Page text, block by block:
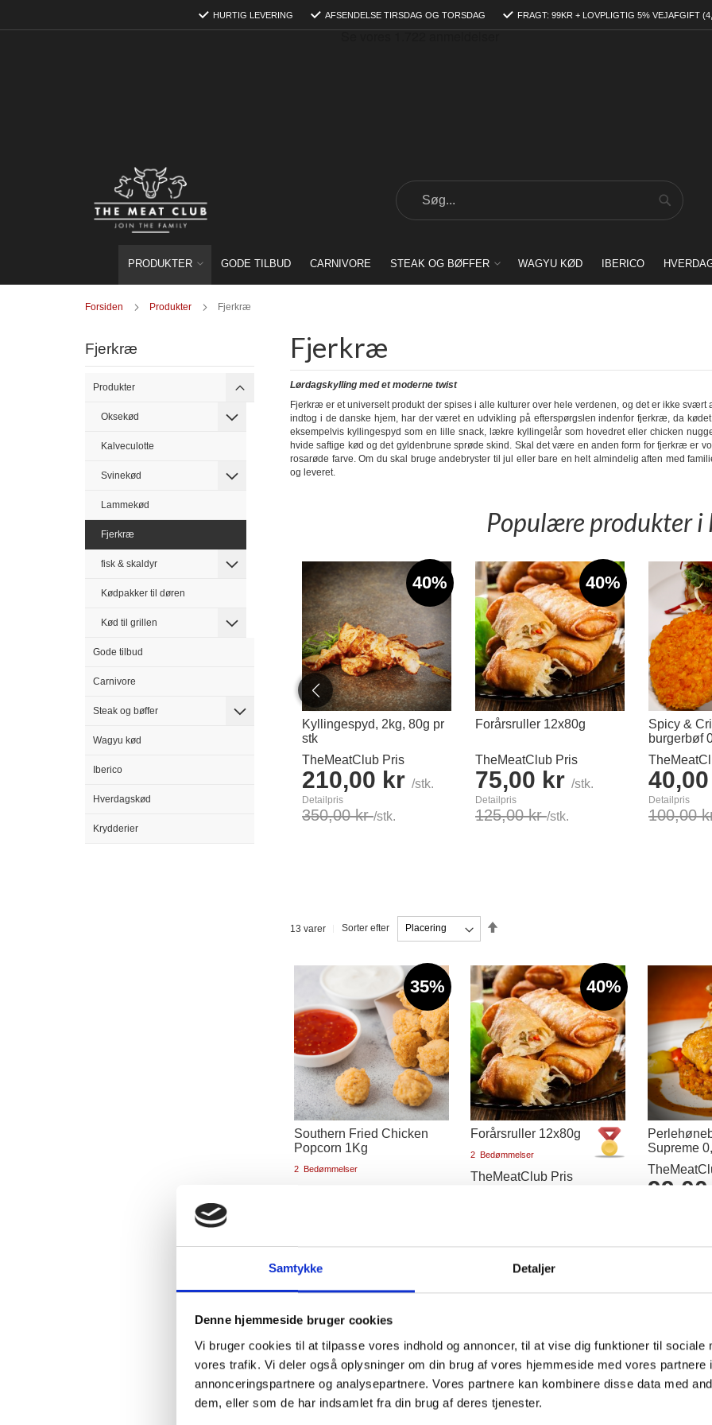
Samtykke Detaljer
Denne hjemmeside bruger cookies
Vi bruger cookies til at tilpasse vores indhold og annoncer, til at vise dig funktioner til sociale
vores trafik. Vi deler også oplysninger om din brug af vores hjemmeside med vores partnere
annonceringspartnere og analysepartnere. Vores partnere kan kombinere disse data med
dem, eller som de har indsamlet fra din brug af deres tjenester.
to
HURTIG LEVERING AFSENDELSE TIRSDAG OG TORSDAG FRAGT: 99KR + LOVPLIGTIG 5% VEJAFGIFT
Search
Search
PRODUKTER GODE TILBUD CARNIVORE STEAK OG BØFFER WAGYU KØD IBERICO
Forsiden Produkter Fjerkræ
Fjerkræ
Lørdagskylling med et moderne twist
Fjerkræ er et universelt produkt der spises i alle kulturer over hele verdenen, og det er ikke
indtog i de danske hjem, har der været en udvikling på efterspørgslen indenfor fjerkræ, da
eksempelvis kyllingespyd som en lille snack, lækre kyllingelår som hovedret eller chicken
hvide saftige kød og det gyldenbrune sprøde skind. Skal det være en anden form for fjerkræ er
rosarøde farve. Om du skal bruge andebryster til jul eller bare en helt almindelig aften med
og leveret.
Populære produkter
40%
Kyllingespyd, 2kg, 80g pr
stk
TheMeatClub Pris
210,00 kr/stk.
Detailpris
350,00 kr/stk.
40%
Forårsruller 12x80g
TheMeatClub Pris
75,00 kr/stk.
Detailpris
125,00 kr/stk.
Spicy &
burgerbøf
Detailpris
100,00
13 varer Sorter efter
35%
Southern Fried Chicken
Popcorn 1Kg
2Bedømmelser
100,00 kr
40%
Forårsruller 12x80g
2Bedømmelser
TheMeatClub Pris
Læg i kurv
Supreme
Fjerkræ
Produkter
Oksekød
Kalveculotte
Svinekød
Lammekød
Fjerkræ
fisk & skaldyr
Kødpakker til døren
Kød til grillen
Gode tilbud
Carnivore
Steak og bøffer
Wagyu kød
Iberico
Hverdagskød
Krydderier